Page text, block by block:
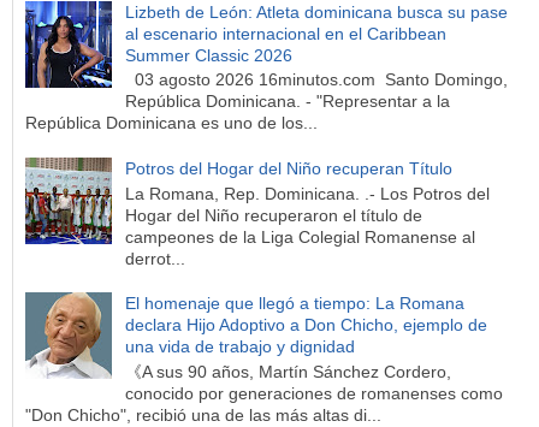
Lizbeth de León: Atleta dominicana busca su pase
al escenario internacional en el Caribbean
Summer Classic 2026
03 agosto 2026 16minutos.com Santo Domingo,
República Dominicana. - "Representar a la
República Dominicana es uno de los...
Potros del Hogar del Niño recuperan Título
La Romana, Rep. Dominicana. .- Los Potros del
Hogar del Niño recuperaron el título de
campeones de la Liga Colegial Romanense al
derrot...
El homenaje que llegó a tiempo: La Romana
declara Hijo Adoptivo a Don Chicho, ejemplo de
una vida de trabajo y dignidad
《A sus 90 años, Martín Sánchez Cordero,
conocido por generaciones de romanenses como
"Don Chicho", recibió una de las más altas di...